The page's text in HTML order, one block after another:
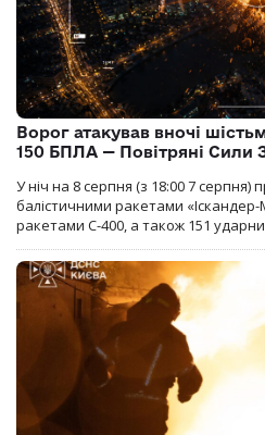
Ворог атакував вночі
150 БПЛА — Повітряні Сили
У ніч на 8 серпня (з 18:00 7 серпня)
балістичними ракетами
ракетами С-400, а також 151